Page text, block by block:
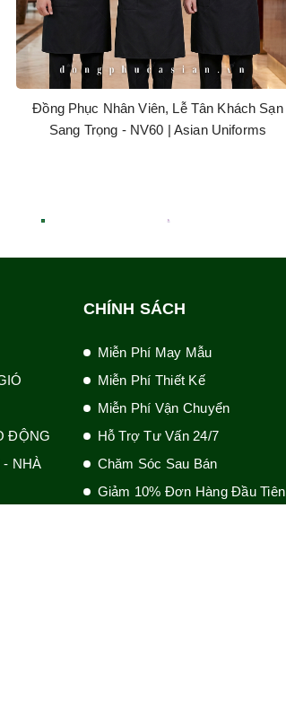
Đồng Phục Nhân Viên, Lễ Tân Khách Sạn
Sang Trọng - NV60 | Asian Uniforms
ĐỘNG
NHÀ
CHÍNH SÁCH
Miễn Phí May Mẫu
Miễn Phí Thiết Kế
Miễn Phí Vận Chuyển
Hỗ Trợ Tư Vấn 24/7
Chăm Sóc Sau Bán
Giảm 10% Đơn Hàng Đầu Tiên